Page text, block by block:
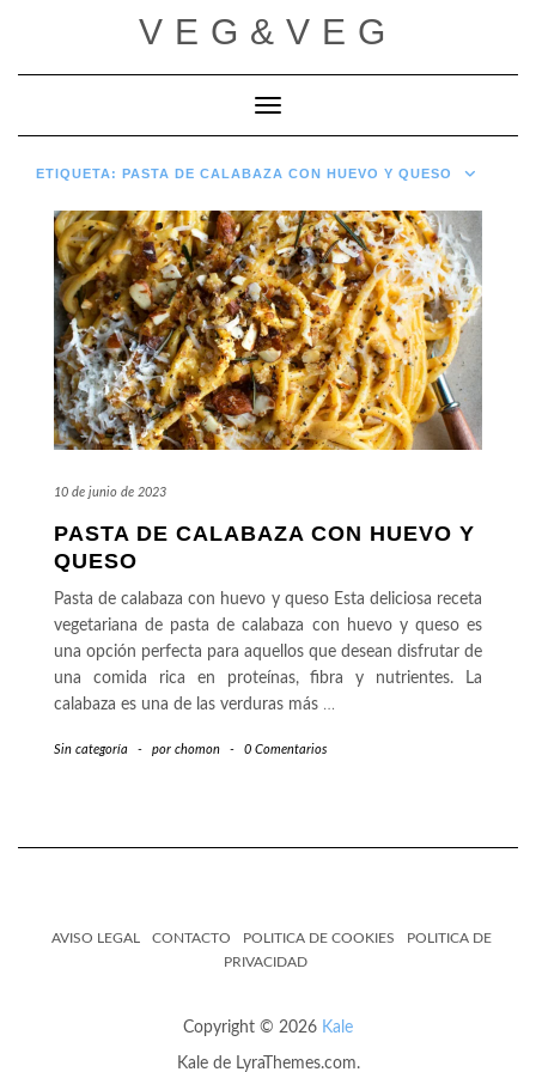
VEG&VEG
Cambiar modo de navegación
ETIQUETA: PASTA DE CALABAZA CON HUEVO Y QUESO
10 de junio de 2023
PASTA DE CALABAZA CON HUEVO Y
QUESO
Pasta de calabaza con huevo y queso Esta deliciosa receta
vegetariana de pasta de calabaza con huevo y queso es
una opción perfecta para aquellos que desean disfrutar de
una comida rica en proteínas, fibra y nutrientes. La
calabaza es una de las verduras más …
Sin categoría - por chomon - 0 Comentarios
AVISO LEGAL CONTACTO POLITICA DE COOKIES
POLITICA DE
PRIVACIDAD
Copyright © 2026 Kale
Kalede LyraThemes.com.